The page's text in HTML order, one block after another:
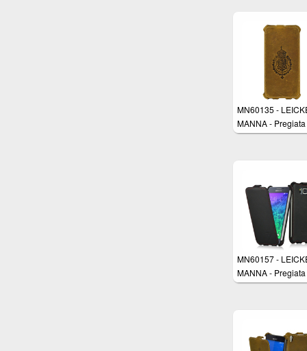
cuciture Rosse
mano - Colore
MN60135 -
MANNA - Pregiata
custodia protettiva
marrone con
rifinite a mano -
Imbottitura interna
Micro-Pile
MN60157 -
MANNA - Pregiata
custodia protettiva
Apertura Flip